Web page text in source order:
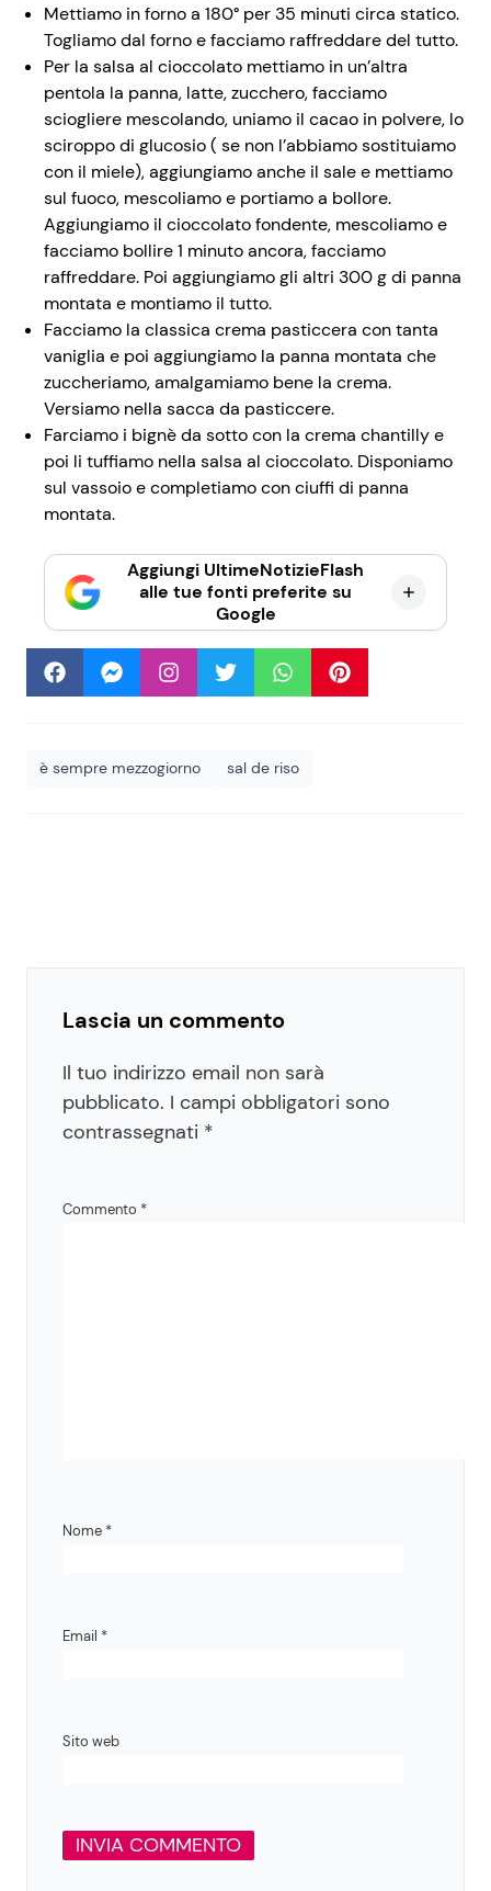
Mettiamo in forno a 180° per 35 minuti circa statico.
Togliamo dal forno e facciamo raffreddare del tutto.
Per la salsa al cioccolato mettiamo in un’altra
pentola la panna, latte, zucchero, facciamo
sciogliere mescolando, uniamo il cacao in polvere, lo
sciroppo di glucosio ( se non l’abbiamo sostituiamo
con il miele), aggiungiamo anche il sale e mettiamo
sul fuoco, mescoliamo e portiamo a bollore.
Aggiungiamo il cioccolato fondente, mescoliamo e
facciamo bollire 1 minuto ancora, facciamo
raffreddare. Poi aggiungiamo gli altri 300 g di panna
montata e montiamo il tutto.
Facciamo la classica crema pasticcera con tanta
vaniglia e poi aggiungiamo la panna montata che
zuccheriamo, amalgamiamo bene la crema.
Versiamo nella sacca da pasticcere.
Farciamo i bignè da sotto con la crema chantilly e
poi li tuffiamo nella salsa al cioccolato. Disponiamo
sul vassoio e completiamo con ciuffi di panna
montata.
Aggiungi UltimeNotizieFlash
alle tue fonti preferite su
Google
è sempre mezzogiorno sal de riso
Lascia un commento
Il tuo indirizzo email non sarà
pubblicato. I campi obbligatori sono
contrassegnati *
Commento *
Nome *
Email *
Sito web